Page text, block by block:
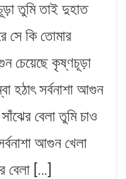
তুমি তাই দুহাত
সে কি তোমার
চেয়েছে কৃষ্ণচূড়া
হঠাৎ সর্বনাশা আগুন
বেলা তুমি চাও
আগুন খেলা
বেলা […]